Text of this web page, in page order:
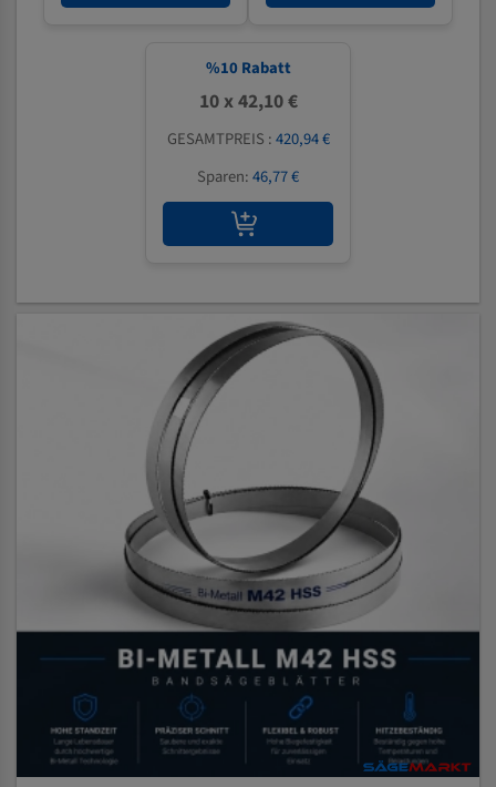
%10 Rabatt
10 x 42,10 €
GESAMTPREIS :420,94 €
Sparen:46,77 €